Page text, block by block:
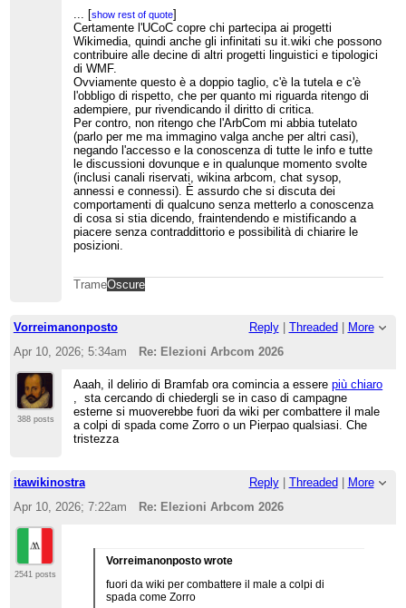
La domanda è un po' trabocchetto ed è chiaro...
tuttavia mi chiedo effettivamente se c'è scritto che
gli infinitati sono tenuti a rispettare UCoC.
Secondo me si, perché UCoC tutela (e deve
essere seguito) dai wikimediani, non i wikipediani
di un singolo progetto. Però mi chiedo a tal punto
dove sanzionare... ricordo che con Lemure
Saltante (al tempo bloccato) l'ArbCom aveva
comminato un ban di sei mesi dal Telegram... in
tal caso TrameOscure e Gitz verrebbero
sanzionati rispettivamente su Wikisource in
italiano e Wikipedia in inglese?
Effettivamente è una domanda strana. UCoC non
l'ho letto (e non penso che lo farò nei prossimi 25
minuti. Ho altro da fare) e quindi non so se nel
testo c'è effettivamente scritto qualcosa come con
idirittidegli infinitati, come era stato scritto sulla
revoca di Pierpao.
praticamente della stessa idea in linea teorica. A
meno che uno non sia SanFranBannato non vedo
Buchi legali
[show rest of quote]
Certamente l'UCoC copre chi partecipa ai progetti
Wikimedia, quindi anche gli infinitati su it.wiki che possono
contribuire alle decine di altri progetti linguistici e tipologici
di WMF.
Ovviamente questo è a doppio taglio, c'è la tutela e c'è
l'obbligo di rispetto, che per quanto mi riguarda ritengo di
adempiere, pur rivendicando il diritto di critica.
Per contro, non ritengo che l'ArbCom mi abbia tutelato
(parlo per me ma immagino valga anche per altri casi),
negando l'accesso e la conoscenza di tutte le info e tutte
le discussioni dovunque e in qualunque momento svolte
(inclusi canali riservati, wikina arbcom, chat sysop,
annessi e connessi). È assurdo che si discuta dei
comportamenti di qualcuno senza metterlo a conoscenza
di cosa si stia dicendo, fraintendendo e mistificando a
piacere senza contraddittorio e possibilità di chiarire le
posizioni.
TrameOscure
Vorreimanonposto Reply| Threaded
More
Apr 10, 2026; 5:34am
Re: Elezioni Arbcom 2026
388 posts
Aaah, il delirio di Bramfab ora comincia a esserepiù chiaro
, sta cercando di chiedergli se in caso di campagne
esterne si muoverebbe fuori da wiki per combattere il male
a colpi di spada come Zorro o un Pierpao qualsiasi. Che
tristezza
itawikinostra Reply| Threaded
More
Apr 10, 2026; 7:22am
Re: Elezioni Arbcom 2026
2541 posts
Vorreimanonposto wrote
fuori da wiki per combattere il male a colpi di
spada come Zorro